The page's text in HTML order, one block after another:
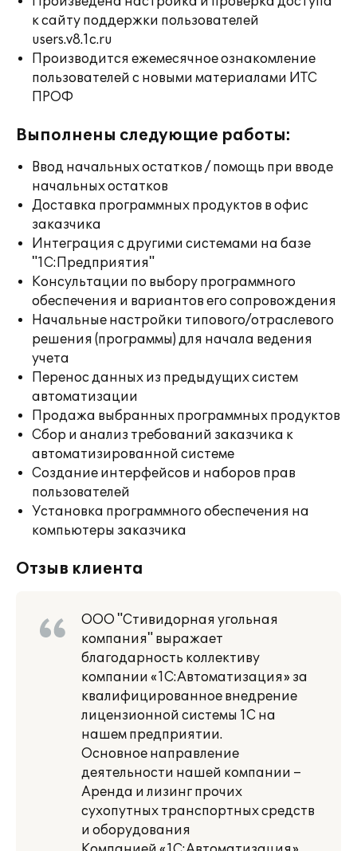
к сайту поддержки пользователей
users.v8.1c.ru
Производится ежемесячное ознакомление
пользователей с новыми материалами ИТС
ПРОФ
Выполнены следующие работы:
Ввод начальных остатков / помощь при вводе
начальных остатков
Доставка программных продуктов в офис
заказчика
Интеграция с другими системами на базе
"1С:Предприятия"
Консультации по выбору программного
обеспечения и вариантов его сопровождения
Начальные настройки типового/отраслевого
решения (программы) для начала ведения
учета
Перенос данных из предыдущих систем
автоматизации
Продажа выбранных программных продуктов
Сбор и анализ требований заказчика к
автоматизированной системе
Создание интерфейсов и наборов прав
пользователей
Установка программного обеспечения на
компьютеры заказчика
Отзыв клиента
ООО "Стивидорная угольная
компания" выражает
благодарность коллективу
компании «1С:Автоматизация» за
квалифицированное внедрение
лицензионной системы 1С на
нашем предприятии.
Основное направление
деятельности нашей компании –
Аренда и лизинг прочих
сухопутных транспортных средств
и оборудования